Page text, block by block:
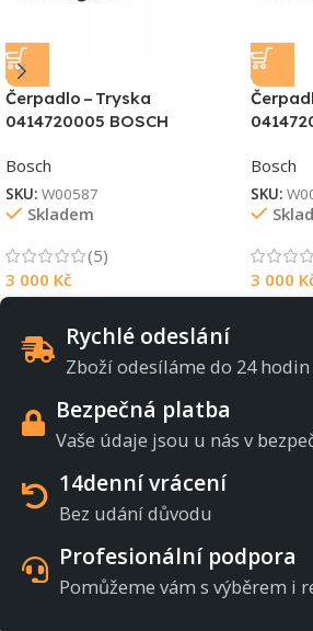
Čerpadlo – Tryska
0414720005 BOSCH
Bosch
SKU: W00587
Skladem
(5)
3 000 Kč
Bosch
SKU:
3 000
Rychlé odeslání
Zboží odesíláme do 24 hodin
Bezpečná platba
Vaše údaje jsou u nás v
14denní vrácení
Bez udání důvodu
Profesionální podpora
Pomůžeme vám s výběrem i